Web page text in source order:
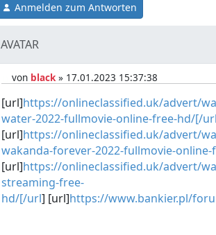
Anmelden zum Antworten
AVATAR
von black » 17.01.2023 15:37:38
[url]https://onlineclassified.uk/advert/
water-2022-fullmovie-online-free-hd/[/
[url]https://onlineclassified.uk/advert/
wakanda-forever-2022-fullmovie-
[url]https://onlineclassified.uk/advert/
streaming-free-
hd/[/url] [url]https://www.bankier.pl/